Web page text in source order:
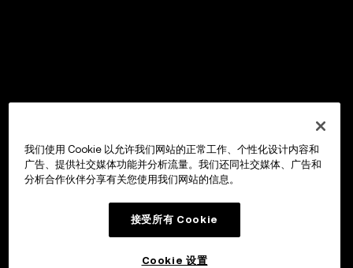
我们使用 Cookie 以允许我们网站的正常工作、个性化设计内容和
广告、提供社交媒体功能并分析流量。我们还同社交媒体、广告和
分析合作伙伴分享有关您使用我们网站的信息。
接受所有 Cookie
Cookie 设置